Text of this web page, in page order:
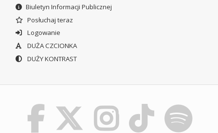
Biuletyn Informacji Publicznej
Posłuchaj teraz
Logowanie
DUŻA CZCIONKA
DUŻY KONTRAST